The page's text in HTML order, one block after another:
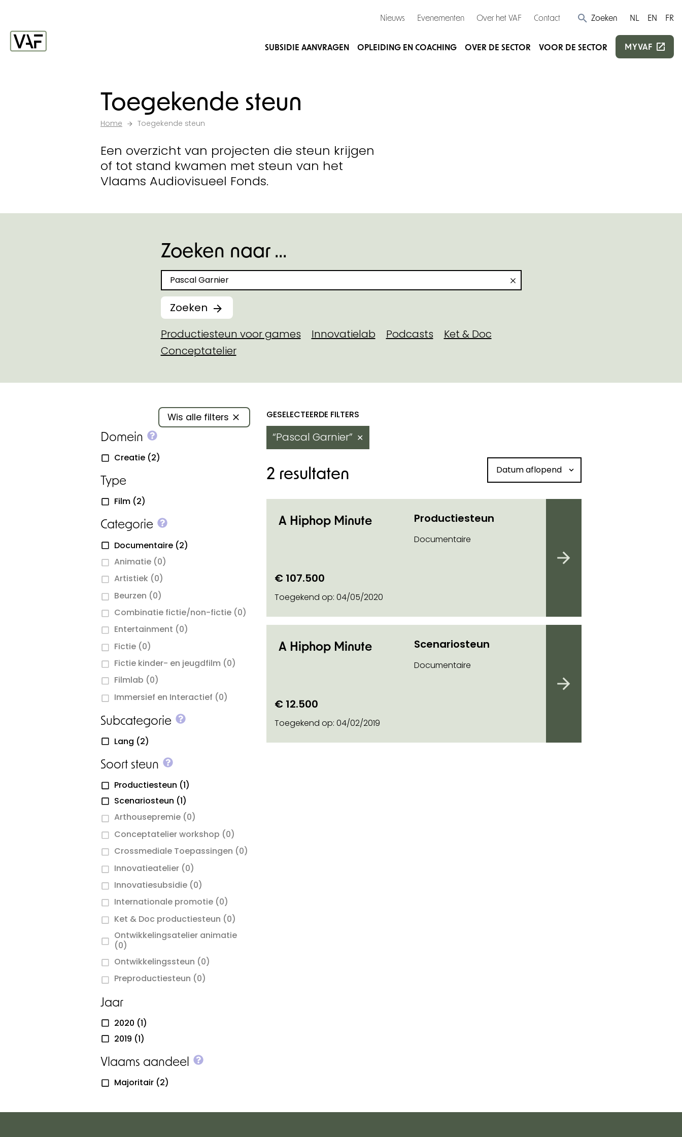
Nieuws Evenementen Over het VAF Contact Zoeken NL EN FR
SUBSIDIE AANVRAGEN OPLEIDING EN COACHING OVER DE SECTOR VOOR DE SECTOR MYVAF
Toegekende steun
Home Toegekende steun
Een overzicht van projecten die steun krijgen
of tot stand kwamen met steun van het
Vlaams Audiovisueel Fonds.
Zoeken naar ...
Zoeken naar
Zoeken
Productiesteun voor games
Innovatielab Podcasts
Ket & Doc
Conceptatelier
Filter binnen toegekende steun
Wis alle filters
Domein More info on domein
Creatie (2)
Type
Film (2)
Categorie More info on categorie
Documentaire (2)
Animatie (0)
Artistiek (0)
Beurzen (0)
Combinatie fictie/non-fictie (0)
Entertainment (0)
Fictie (0)
Fictie kinder- en jeugdfilm (0)
Filmlab (0)
Immersief en Interactief (0)
Subcategorie More info on
Lang (2)
Soort steun More info on soort steun
Productiesteun (1)
Scenariosteun (1)
Arthousepremie (0)
Conceptatelier workshop (0)
Crossmediale Toepassingen (0)
Innovatieatelier (0)
Innovatiesubsidie (0)
Internationale promotie (0)
Ket & Doc productiesteun (0)
Ontwikkelingsatelier animatie
(0)
Ontwikkelingssteun (0)
Preproductiesteun (0)
Jaar
2020 (1)
2019 (1)
Vlaams aandeel More info on
Majoritair (2)
Resultaten
Pascal Garnier ✕
Sorteren op datum
2 resultaten
A Hiphop Minute Productiesteun
Documentaire
€ 107.500
Toegekend op: 04/05/2020
A Hiphop Minute Scenariosteun
Documentaire
€ 12.500
Toegekend op: 04/02/2019